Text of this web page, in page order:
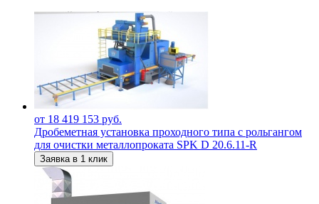
от 18 419 153 руб.
Дробеметная установка проходного типа с рольгангом
для очистки металлопроката SPK D 20.6.11-R
Заявка в 1 клик